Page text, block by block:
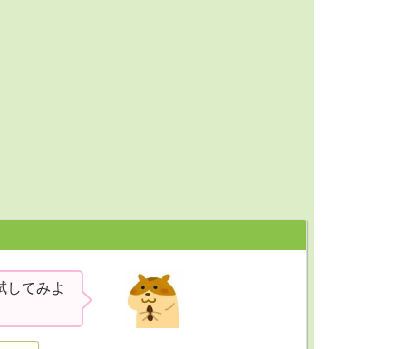
してみよ